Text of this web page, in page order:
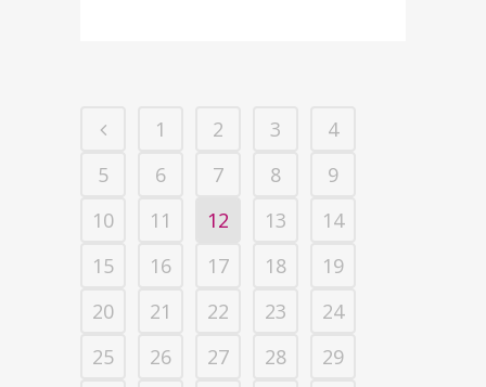
1 2 3
4
5
6 7 8
9
10
11 12 13
14
15
16 17 18
19
20
21 22 23
24
25
26 27 28
29